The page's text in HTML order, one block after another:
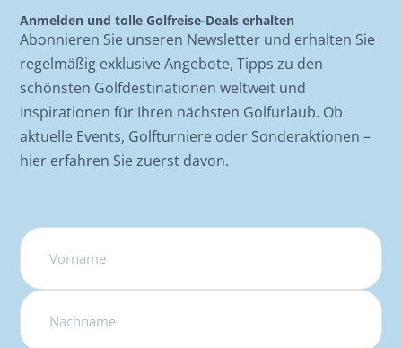
Anmelden und tolle Golfreise-Deals erhalten
Abonnieren Sie unseren Newsletter und erhalten Sie
regelmäßig exklusive Angebote, Tipps zu den
schönsten Golfdestinationen weltweit und
Inspirationen für Ihren nächsten Golfurlaub. Ob
aktuelle Events, Golfturniere oder Sonderaktionen –
hier erfahren Sie zuerst davon.
Name